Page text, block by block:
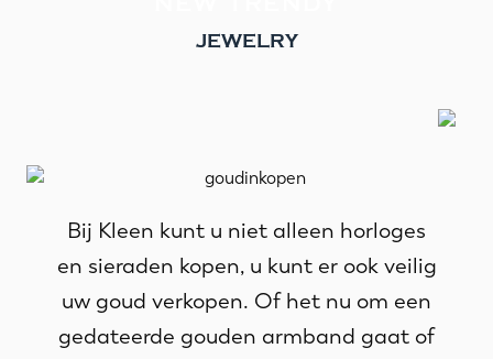
JEWELRY
Bij Kleen kunt u niet alleen horloges
en sieraden kopen, u kunt er ook veilig
uw goud verkopen. Of het nu om een
gedateerde gouden armband gaat of